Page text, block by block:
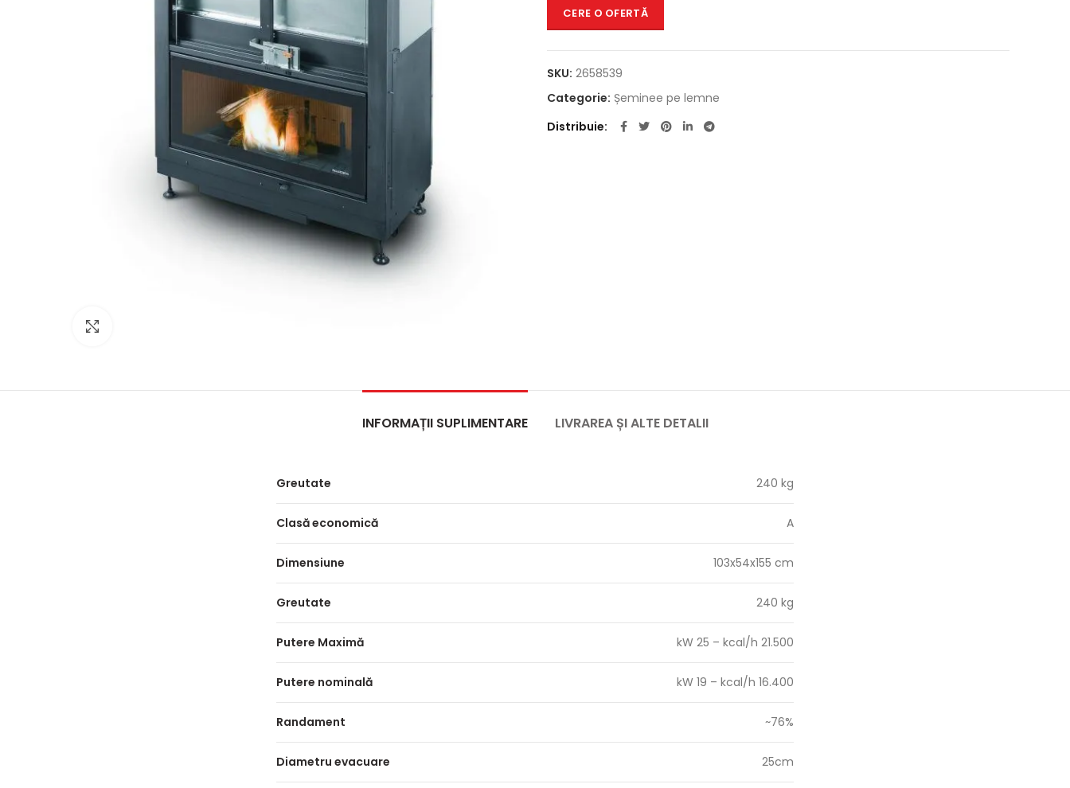
CERE O OFERTĂ
SKU: 2658539
Categorie: Șeminee pe lemne
Distribuie
INFORMAȚII SUPLIMENTARE LIVRAREA ȘI ALTE DETALII
Greutate 240 kg
Clasă economică A
Dimensiune 103x54x155 cm
Greutate 240 kg
Putere Maximă kW 25 – kcal/h 21.500
Putere nominală kW 19 – kcal/h 16.400
Randament ~76%
Diametru evacuare 25cm